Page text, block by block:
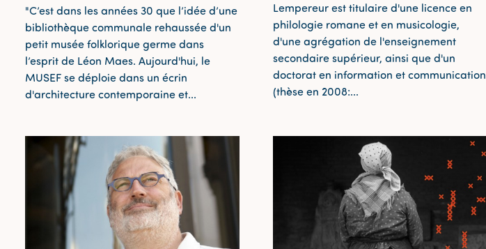
"C’est dans les années 30 que l’idée d’une
bibliothèque communale rehaussée d'un
petit musée folklorique germe dans
l’esprit de Léon Maes. Aujourd'hui, le
MUSEF se déploie dans un écrin
d'architecture contemporaine et...
Lempereur est titulaire d'une licence en
philologie romane et en musicologie,
d'une agrégation de l'enseignement
secondaire supérieur, ainsi que d'un
doctorat en information et communication
(thèse en 2008:...